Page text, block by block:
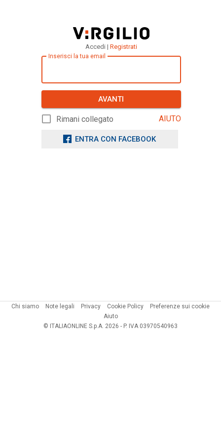
Accedi | Registrati
Inserisci la tua email
AVANTI
Rimani collegato AIUTO
ENTRA CON FACEBOOK
Chi siamo Note legali Privacy Cookie Policy
Preferenze sui cookie
Aiuto
© ITALIAONLINE S.p.A. 2026 - P. IVA 03970540963